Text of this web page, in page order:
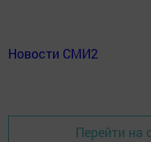
Новости СМИ2
Перейти на